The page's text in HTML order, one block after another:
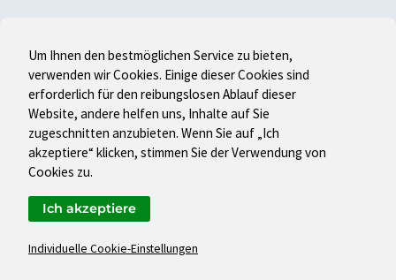
Um Ihnen den bestmöglichen Service zu bieten,
verwenden wir Cookies. Einige dieser Cookies sind
erforderlich für den reibungslosen Ablauf dieser
Website, andere helfen uns, Inhalte auf Sie
zugeschnitten anzubieten. Wenn Sie auf „Ich
akzeptiere“ klicken, stimmen Sie der Verwendung von
Cookies zu.
Individuelle Cookie-Einstellungen
Ich akzeptiere